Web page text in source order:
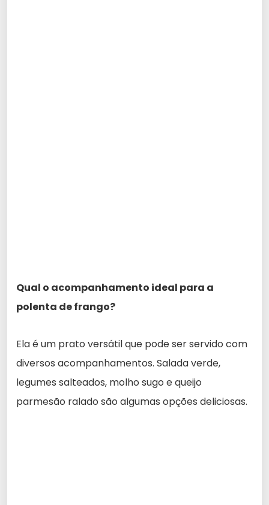
Qual o acompanhamento ideal para a
polenta de frango?
Ela é um prato versátil que pode ser servido com
diversos acompanhamentos. Salada verde,
legumes salteados, molho sugo e queijo
parmesão ralado são algumas opções deliciosas.